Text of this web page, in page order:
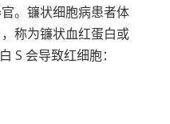
。镰状细胞病患者体
称为镰状血红蛋白或
S 会导致红细胞：